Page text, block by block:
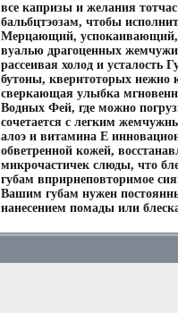
все капризы и желания
бальбцтэозам, чтобы
Мерцающий, успокаивающий,
вуалью драгоценных
рассеивая холод и
бутоны, квернтоторых нежно
сверкающая улыбка
Водных Фей, где можно
сочетается с легким
алоэ и витамина Е
обветренной кожей,
микрочастичек слюды, что
губам вприрнеповторимое
Вашим губам нужен
нанесением помады или